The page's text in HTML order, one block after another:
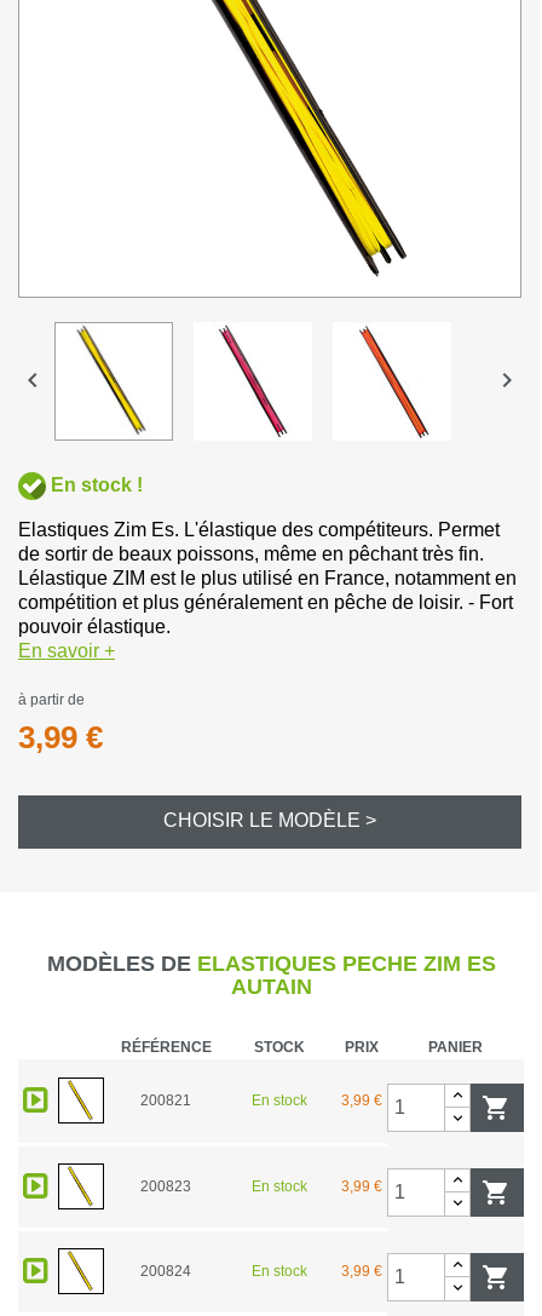
 
En stock !
Elastiques Zim Es. L'élastique des compétiteurs. Permet
de sortir de beaux poissons, même en pêchant très fin.
Lélastique ZIM est le plus utilisé en France, notamment en
compétition et plus généralement en pêche de loisir. - Fort
pouvoir élastique.
En savoir +
à partir de
3,99 €
CHOISIR LE MODÈLE >
MODÈLES DEELASTIQUES PECHE ZIM ES
AUTAIN
RÉFÉRENCE STOCK PRIX PANIER
200821 En stock 3,99 € 
200823 En stock 3,99 € 
200824 En stock 3,99 € 